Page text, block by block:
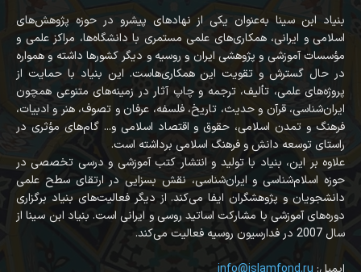
بنیاد ابن سینا به‌عنوان یکی از نهادهای پیشرو در حوزه پژوهش‌های
اسلامی و ایرانی، همکاری‌های علمی مستمری با دانشگاه‌ها، مراکز علمی و
مؤسسات آموزشی و پژوهشی ایران و روسیه و دیگر کشورها داشته و همواره
در حال گسترش و تقویت این همکاری‌هاست. این بنیاد با حمایت از
پروژه‌های علمی، تألیف، ترجمه و چاپ آثار در زمینه‌های متنوعی همچون
ایران‌شناسی، قرآن‌ و حدیث، تاریخ، فلسفه، عرفان و تصوف، هنر و ادبیات،
فرهنگ و تمدن اسلامی، حقوق و اقتصاد اسلامی و... گام‌های مؤثری در
راستای توسعه دانش و فرهنگ اسلامی برداشته است.
علاوه بر این، بنیاد با تولید و انتشار کتب آموزشی و درسی تخصصی در
حوزه اسلام‌شناسی و ایران‌شناسی، نقش بسزایی در ارتقای سطح علمی
دانشجویان و پژوهشگران ایفا می‌کند. از دیگر فعالیت‌های بنیاد برگزاری
دوره‌های آموزشی با مشارکت اساتید روسی و ایرانی است. بنیاد ابن سینا از
سال 2007 در فدارسیون روسیه فعالیت می‌کند.